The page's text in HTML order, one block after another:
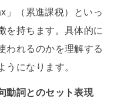
」（累進課税）といっ
を持ちます。具体的に
われるのかを理解する
うになります。
動詞とのセット表現